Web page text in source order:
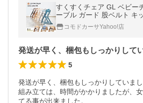
すくすくチェア GL ベビー
ーブル ガード 股ベルト キ
イプ ハイチェア 大人も使
れ 木製 子供用 椅子
コモドカーサYahoo!店
5
発送が早く、梱包もしっかりしていまし
組み立ては、時間がかかりましたが、
てる事が出来ました。